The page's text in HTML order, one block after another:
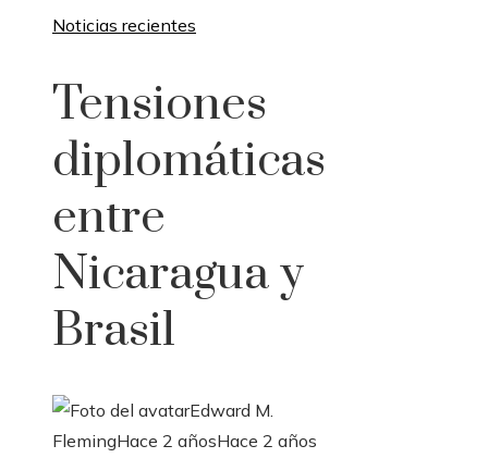
Noticias recientes
Tensiones
diplomáticas
entre
Nicaragua y
Brasil
Edward M.
FlemingHace 2 añosHace 2 años